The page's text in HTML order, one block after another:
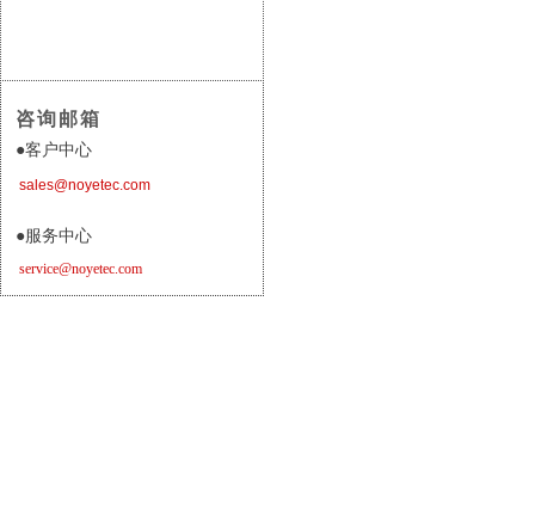
咨询邮箱
●客户中心
sales@noyetec.com
●服务中心
service@noyetec.com